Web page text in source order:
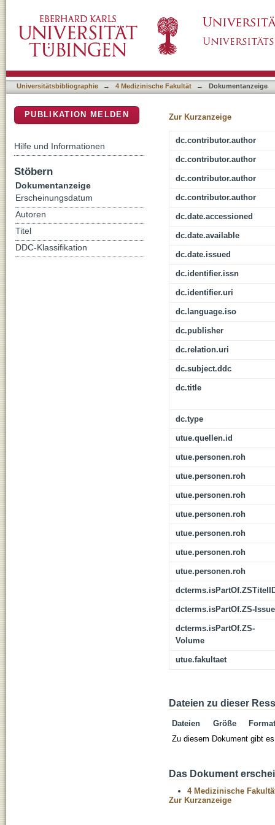
type-C pelvic ring fractures
Universitätsbibliographie → 4 Medizinische Fakultät → Dokumentanzeige
Zur Kurzanzeige
dc.contributor.author
dc.contributor.author
dc.contributor.author
dc.contributor.author
dc.date.accessioned
dc.date.available
dc.date.issued
dc.identifier.issn
dc.identifier.uri
dc.language.iso
dc.publisher
dc.relation.uri
dc.subject.ddc
dc.title
dc.type
utue.quellen.id
utue.personen.roh
utue.personen.roh
utue.personen.roh
utue.personen.roh
utue.personen.roh
utue.personen.roh
utue.personen.roh
dcterms.isPartOf.ZS-Issue
dcterms.isPartOf.ZS-
Volume
utue.fakultaet
Dateien zu dieser
Dateien Größe
Format
Zu diesem Dokument gibt
Das Dokument
4 Medizinische
Zur Kurzanzeige
PUBLIKATION MELDEN
Hilfe und Informationen
Stöbern
Dokumentanzeige
Erscheinungsdatum
Autoren
Titel
DDC-Klassifikation